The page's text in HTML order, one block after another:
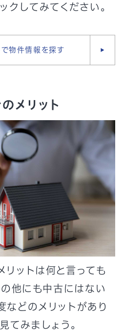
クしてみてください。
物件情報を探す
メリット
ットは何と言っても
の他にも中古にはない
どのメリットがあり
てみましょう。